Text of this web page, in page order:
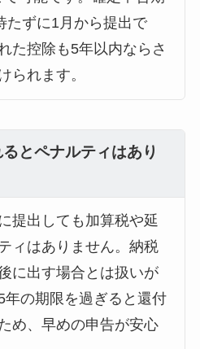
たずに1月から提出で
た控除も5年以内ならさ
られます。
とペナルティはあり
提出しても加算税や延
ィはありません。納税
に出す場合とは扱いが
の期限を過ぎると還付
め、早めの申告が安心